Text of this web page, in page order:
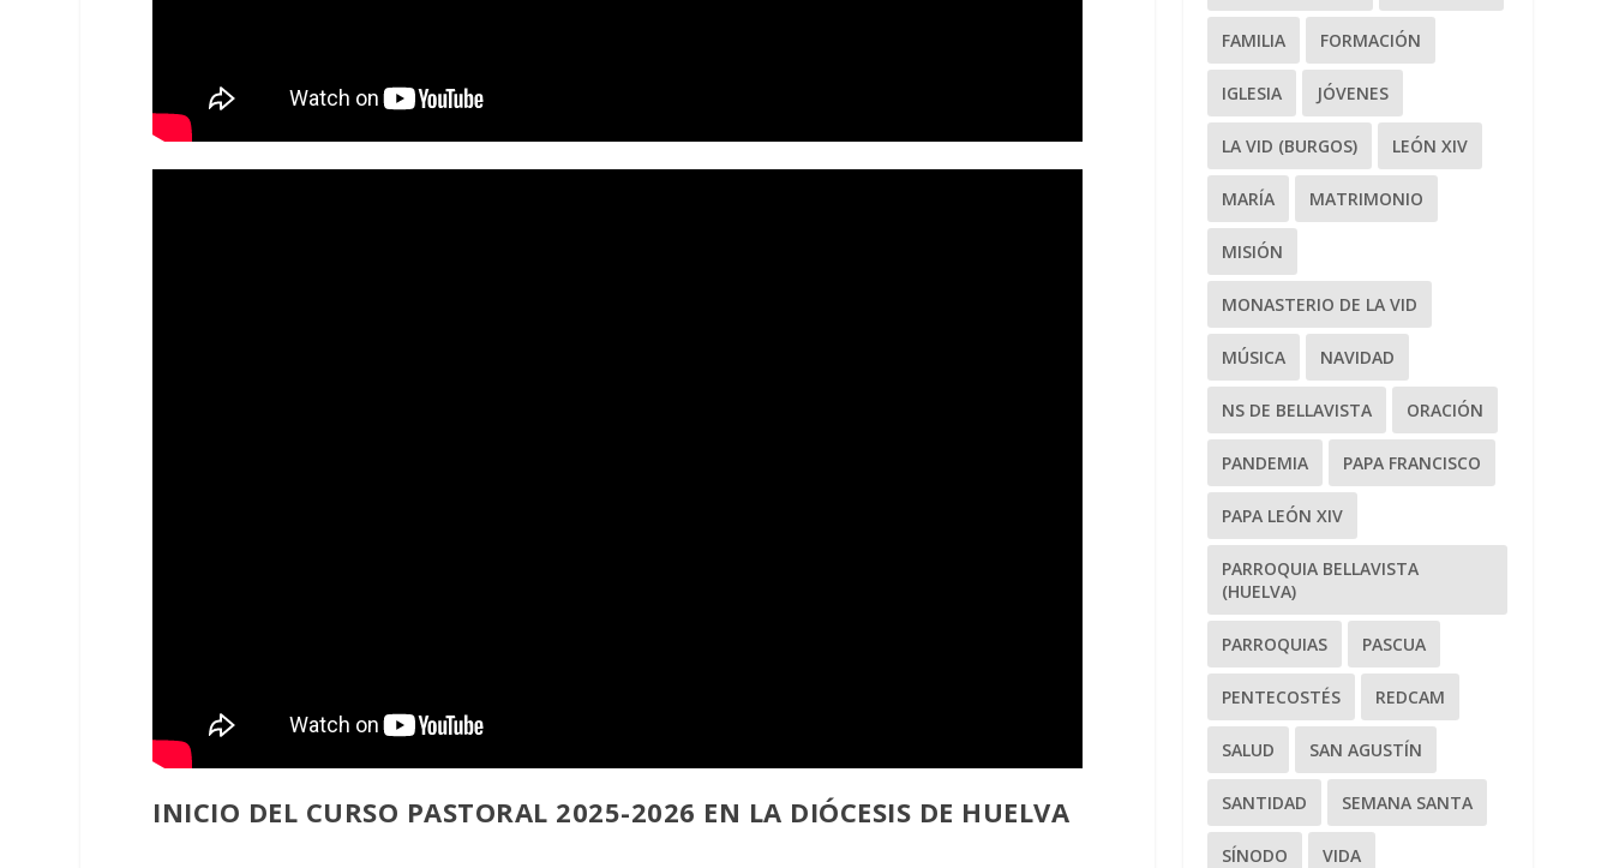
INICIO DEL CURSO PASTORAL 2025-2026 EN LA DIÓCESIS DE HUELVA
FAMILIA FORMACIÓN
IGLESIA JÓVENES
LA VID (BURGOS) LEÓN XIV
MARÍA MATRIMONIO
MISIÓN
MONASTERIO DE LA VID
MÚSICA NAVIDAD
NS DE BELLAVISTA ORACIÓN
PANDEMIA PAPA FRANCISCO
PAPA LEÓN XIV
PARROQUIA BELLAVISTA
(HUELVA)
PARROQUIAS PASCUA
PENTECOSTÉS REDCAM
SALUD SAN AGUSTÍN
SANTIDAD SEMANA SANTA
SÍNODO VIDA